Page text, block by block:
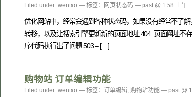
Filed under: wentao — 标签： 网页状态码 — past @ 1:58 上午
优化网站中，经常会遇到各种状态码，如果没有经常不了
转移，以及让搜索引擎更新新的页面地址 404 页面网址不
序代码执行出了问题 503 – […]
购物站 订单编辑功能
Filed under: wentao — 标签： 订单编辑 购物站功能 — past @